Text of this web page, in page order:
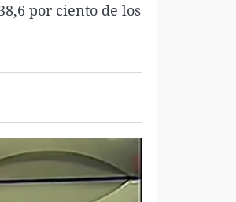
por ciento de los